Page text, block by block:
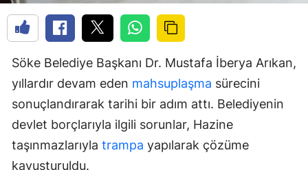
Söke Belediye Başkanı Dr. Mustafa İberya Arıkan,
yıllardır devam eden mahsuplaşma sürecini
sonuçlandırarak tarihi bir adım attı. Belediyenin
devlet borçlarıyla ilgili sorunlar, Hazine
taşınmazlarıyla trampa yapılarak çözüme
kavuşturuldu.